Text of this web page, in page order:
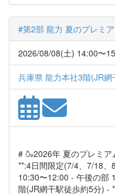
#第2部 龍力 夏のプレミ
2026/08/08(土) 14:00〜
兵庫県 龍力本社3階(JR
# 🍶2026年 夏のプレミア
**:4日間限定(7/4、7/18
10:30〜12:00 - 午後の部
階(JR網干駅徒歩約5分) -